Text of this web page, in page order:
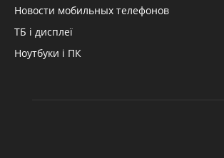
Новости мобильных телефонов
ТБ і дисплеї
Ноутбуки і ПК